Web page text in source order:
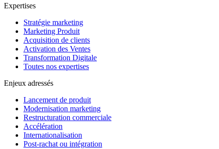
Expertises
Stratégie marketing
Marketing Produit
Acquisition de clients
Activation des Ventes
Transformation Digitale
Toutes nos expertises
Enjeux adressés
Lancement de produit
Modernisation marketing
Restructuration commerciale
Accélération
Internationalisation
Post-rachat ou intégration